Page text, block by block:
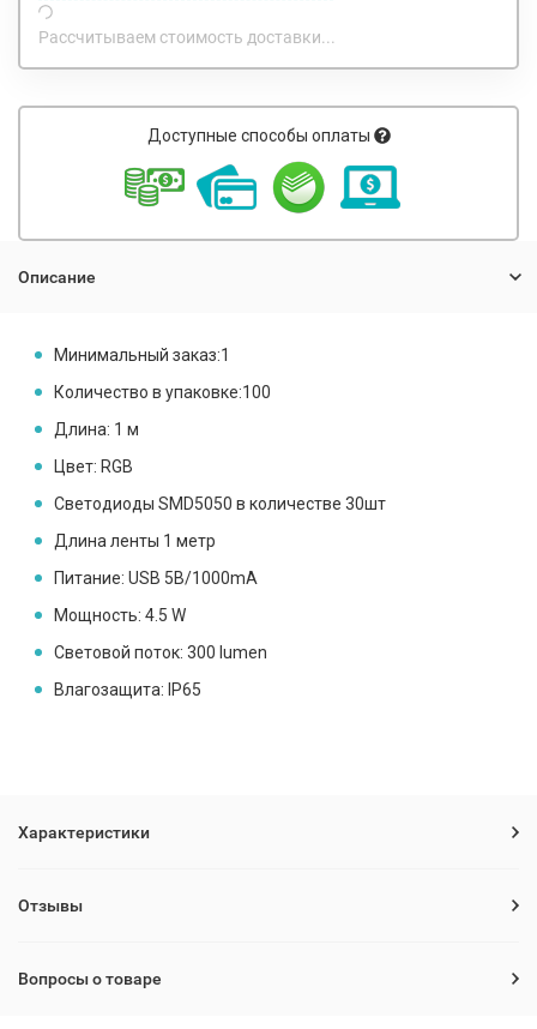
Рассчитываем стоимость доставки...
Доступные способы оплаты
Описание
Минимальный заказ:1
Количество в упаковке:100
Длина: 1 м
Цвет: RGB
Светодиоды SMD5050 в количестве 30шт
Длина ленты 1 метр
Питание: USB 5В/1000mA
Мощность: 4.5 W
Световой поток: 300 lumen
Влагозащита: IP65
Характеристики
Отзывы
Вопросы о товаре